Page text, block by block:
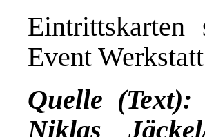
Event Werkstatt
Quelle
Niklas